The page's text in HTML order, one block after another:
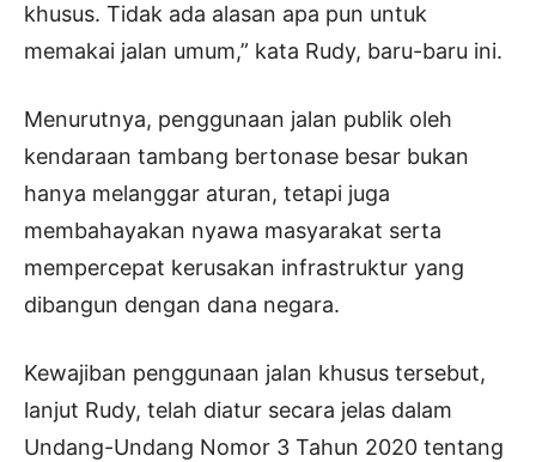
khusus. Tidak ada alasan apa pun untuk
memakai jalan umum,” kata Rudy, baru-baru ini.
Menurutnya, penggunaan jalan publik oleh
kendaraan tambang bertonase besar bukan
hanya melanggar aturan, tetapi juga
membahayakan nyawa masyarakat serta
mempercepat kerusakan infrastruktur yang
dibangun dengan dana negara.
Kewajiban penggunaan jalan khusus tersebut,
lanjut Rudy, telah diatur secara jelas dalam
Undang-Undang Nomor 3 Tahun 2020 tentang